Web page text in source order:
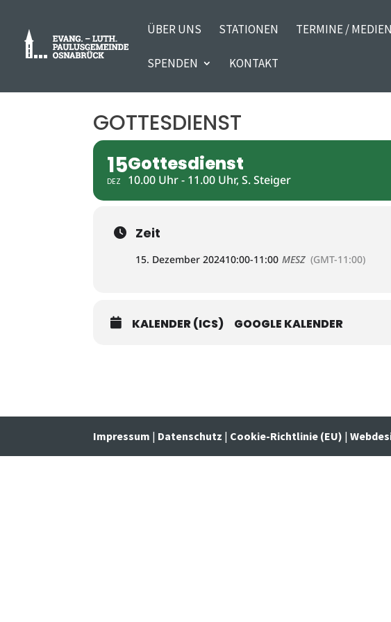
ÜBER UNS STATIONEN TERMINE / MEDIEN
SPENDEN KONTAKT
GOTTESDIENST
15
DEZ
Gottesdienst
10.00 Uhr - 11.00 Uhr, S. Steiger
Zeit
15. Dezember 202410:00-11:00 MESZ (GMT-11:00)
KALENDER (ICS) GOOGLE KALENDER
Impressum | Datenschutz | Cookie-Richtlinie (EU) |